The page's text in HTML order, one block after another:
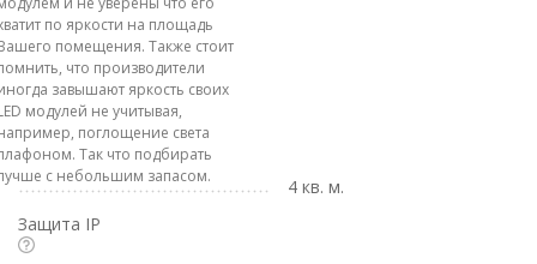
по яркости на площадь
помещения. Также стоит
что производители
завышают яркость своих
модулей не учитывая,
поглощение света
Так что подбирать
с небольшим запасом.
4 кв. м.
Защита IP